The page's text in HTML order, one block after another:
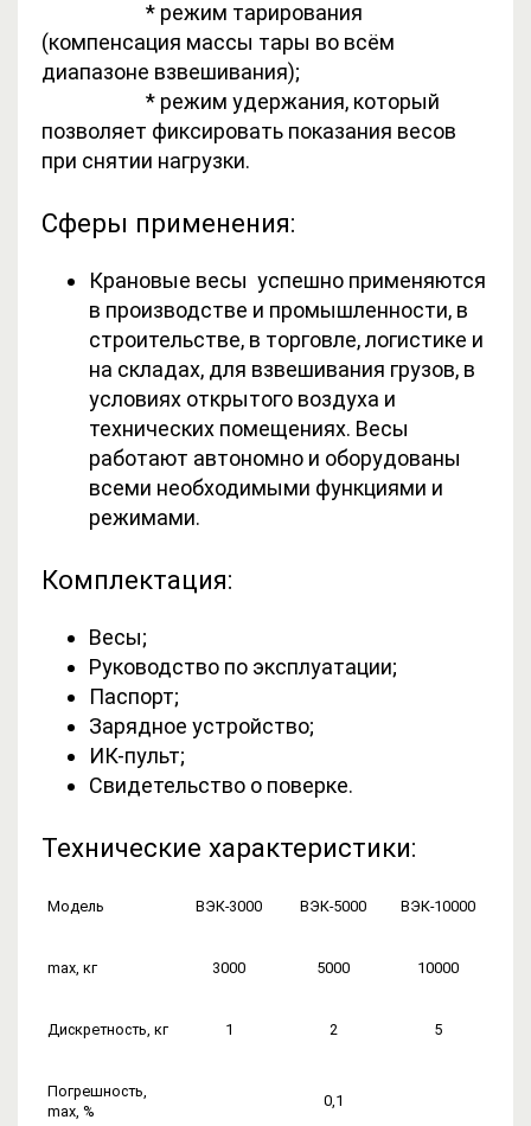
* режим тарирования
(компенсация массы тары во всём
диапазоне взвешивания);
* режим удержания, который
позволяет фиксировать показания весов
при снятии нагрузки.
Сферы применения:
Крановые весы успешно применяются
в производстве и промышленности, в
строительстве, в торговле, логистике и
на складах, для взвешивания грузов, в
условиях открытого воздуха и
технических помещениях. Весы
работают автономно и оборудованы
всеми необходимыми функциями и
режимами.
Комплектация:
Весы;
Руководство по эксплуатации;
Паспорт;
Зарядное устройство;
ИК-пульт;
Свидетельство о поверке.
Технические характеристики:
Модель ВЭК-3000 ВЭК-5000 ВЭК-10000
max, кг 3000 5000 10000
Дискретность, кг 1 2 5
Погрешность,
max, %
0,1